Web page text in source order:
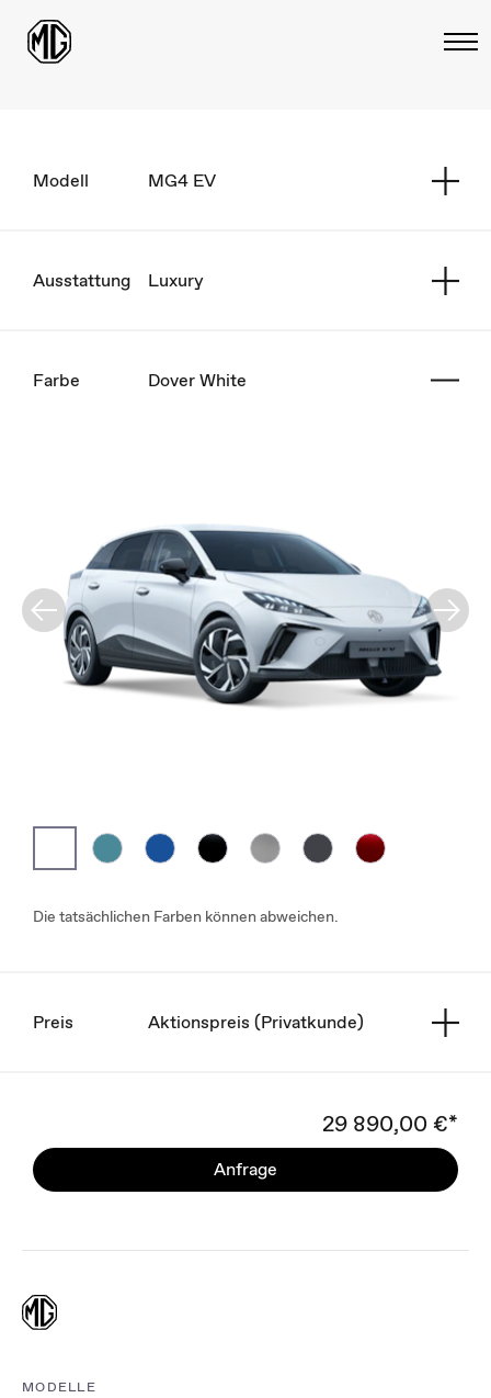
Modell MG4 EV
Ausstattung Luxury
Farbe Dover White
Die tatsächlichen Farben können abweichen.
Preis Aktionspreis (Privatkunde)
29 890,00 €*
Anfrage
MODELLE